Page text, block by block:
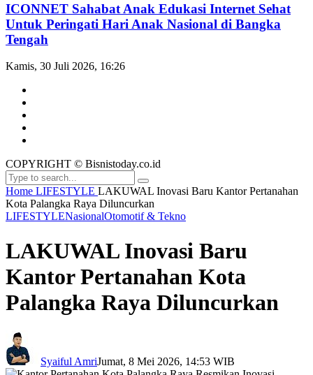
ICONNET Sahabat Anak Edukasi Internet Sehat
Untuk Peringati Hari Anak Nasional di Bangka
Tengah
Kamis, 30 Juli 2026, 16:26
COPYRIGHT © Bisnistoday.co.id
Home LIFESTYLE LAKUWAL Inovasi Baru Kantor Pertanahan
Kota Palangka Raya Diluncurkan
LIFESTYLENasionalOtomotif & Tekno
LAKUWAL Inovasi Baru
Kantor Pertanahan Kota
Palangka Raya Diluncurkan
Syaiful AmriJumat, 8 Mei 2026, 14:53 WIB